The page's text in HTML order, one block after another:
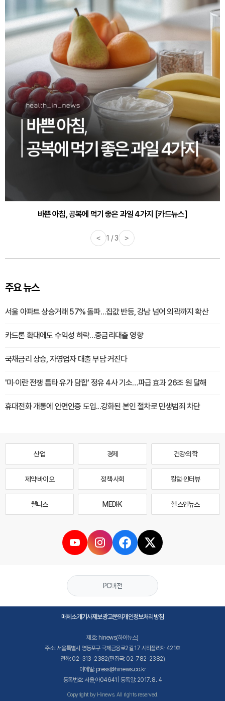
30대부터 유병률 2배...여자에게 꼭 필요한 검사는? [카드뉴스]
< 2 / 3 >
주요 뉴스
서울 아파트 상승거래 57% 돌파…집값 반등, 강남 넘어 외곽까지 확산
카드론 확대에도 수익성 하락…중금리대출 영향
국채금리 상승, 자영업자 대출 부담 커진다
'미·이란 전쟁 틈타 유가 담합' 정유 4사 기소…파급 효과 26조 원 달해
휴대전화 개통에 안면인증 도입...강화된 본인 절차로 민생범죄 차단
산업 경제 건강·의학
제약·바이오 정책·사회 칼럼·인터뷰
웰니스 MEDI·K 헬스인뉴스
PC버전
매체소개기사제보광고문의개인정보처리방침
제호: hinews(하이뉴스)
주소: 서울특별시 영등포구 국제금융로2길 17 시티플라자 421호
전화: 02-313-2382(편집국: 02-782-2382)
이메일: press@hinews.co.kr
등록번호: 서울,아04641 | 등록일: 2017. 8. 4
Copyright by Hinews. All rights reserved.